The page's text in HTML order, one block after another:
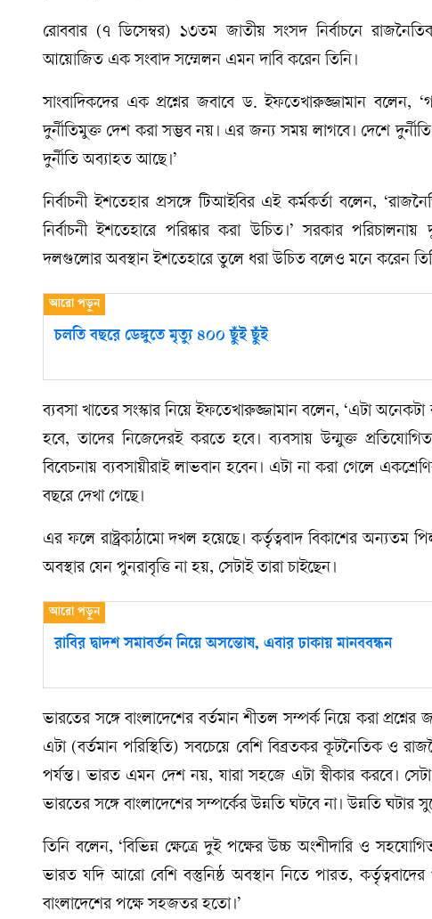
রোববার (৭ ডিসেম্বর) ১৩তম জাতীয় সংসদ নির্বাচনে
আয়োজিত এক সংবাদ সম্মেলন এমন দাবি করেন তিনি।
সাংবাদিকদের এক প্রশ্নের জবাবে ড. ইফতেখারুজ্জামান
দুর্নীতিমুক্ত দেশ করা সম্ভব নয়। এর জন্য সময় লাগবে। দেশে
দুর্নীতি অব্যাহত আছে।’
নির্বাচনী ইশতেহার প্রসঙ্গে টিআইবির এই কর্মকর্তা বলেন,
নির্বাচনী ইশতেহারে পরিষ্কার করা উচিত।’ সরকার পরিচালনায়
দলগুলোর অবস্থান ইশতেহারে তুলে ধরা উচিত বলেও মনে করেন
চলতি বছরে ডেঙ্গুতে মৃত্যু ৪০০ ছুঁই ছুঁই
ব্যবসা খাতের সংস্কার নিয়ে ইফতেখারুজ্জামান বলেন, ‘এটা
হবে, তাদের নিজেদেরই করতে হবে। ব্যবসায় উন্মুক্ত
বিবেচনায় ব্যবসায়ীরাই লাভবান হবেন। এটা না করা গেলে
বছরে দেখা গেছে।
এর ফলে রাষ্ট্রকাঠামো দখল হয়েছে। কর্তৃত্ববাদ বিকাশের অন্যতম
অবস্থার যেন পুনরাবৃত্তি না হয়, সেটাই তারা চাইছেন।
রাবির দ্বাদশ সমাবর্তন নিয়ে অসন্তোষ, এবার ঢাকায় মানববন্ধন
ভারতের সঙ্গে বাংলাদেশের বর্তমান শীতল সম্পর্ক নিয়ে করা
এটা (বর্তমান পরিস্থিতি) সবচেয়ে বেশি বিব্রতকর কূটনৈতিক ও
পর্যন্ত। ভারত এমন দেশ নয়, যারা সহজে এটা স্বীকার করবে।
ভারতের সঙ্গে বাংলাদেশের সম্পর্কের উন্নতি ঘটবে না। উন্নতি ঘটার
তিনি বলেন, ‘বিভিন্ন ক্ষেত্রে দুই পক্ষের উচ্চ অংশীদারি ও
ভারত যদি আরো বেশি বস্তুনিষ্ঠ অবস্থান নিতে পারত,
বাংলাদেশের পক্ষে সহজতর হতো।’